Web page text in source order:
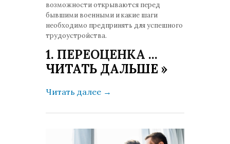
возможности открываются перед
бывшими военными и какие шаги
необходимо предпринять для успешного
трудоустройства.
1. ПЕРЕОЦЕНКА ...
ЧИТАТЬ ДАЛЬШЕ »
Читать далее →